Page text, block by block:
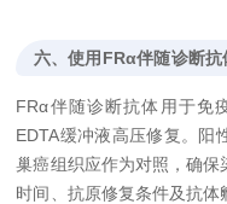
六、使用FRα伴随诊断抗
FRα伴随诊断抗体用于免
EDTA缓冲液高压修复。阳
巢癌组织应作为对照，确
时间、抗原修复条件及抗